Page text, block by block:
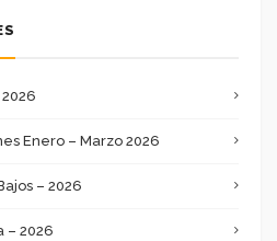
Enero – Marzo 2026
– 2026
– 2026